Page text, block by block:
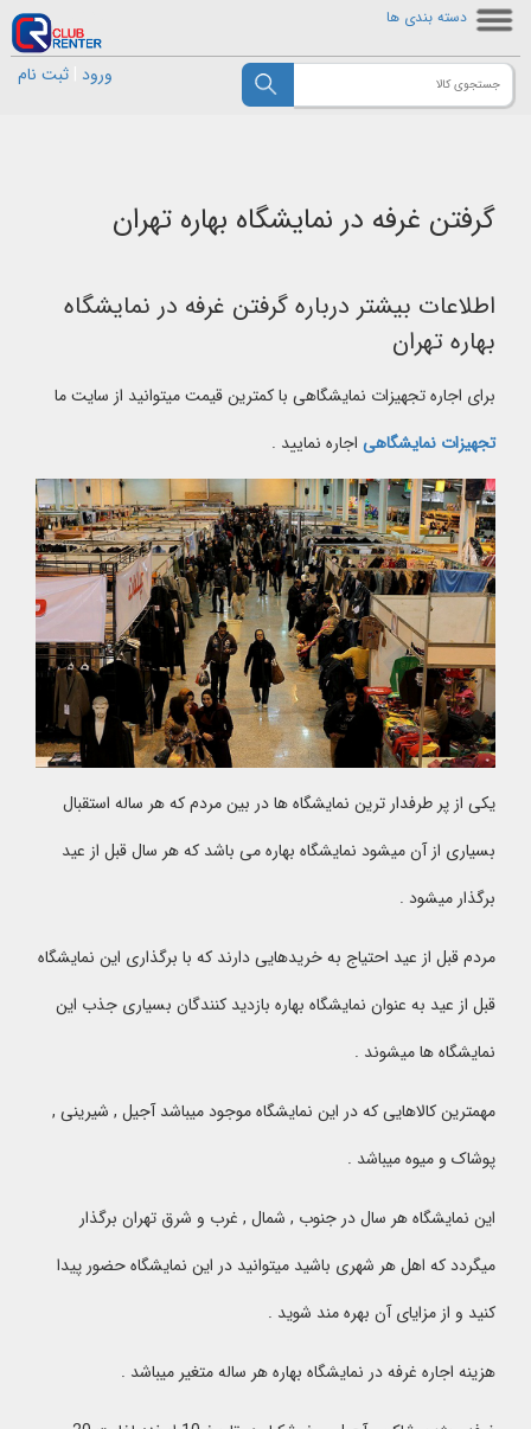
دسته بندی ها
ورود ثبت نام
گرفتن غرفه در نمایشگاه بهاره تهران
اطلاعات بیشتر درباره گرفتن غرفه در نمایشگاه
بهاره تهران
برای اجاره تجهیزات نمایشگاهی با کمترین قیمت میتوانید از سایت ما
تجهیزات نمایشگاهی اجاره نمایید .
یکی از پر طرفدار ترین نمایشگاه ها در بین مردم که هر ساله استقبال
بسیاری از آن میشود نمایشگاه بهاره می باشد که هر سال قبل از عید
برگذار میشود .
مردم قبل از عید احتیاج به خریدهایی دارند که با برگذاری این نمایشگاه
قبل از عید به عنوان نمایشگاه بهاره بازدید کنندگان بسیاری جذب این
نمایشگاه ها میشوند .
مهمترین کالاهایی که در این نمایشگاه موجود میباشد آجیل , شیرینی ,
پوشاک و میوه میباشد .
این نمایشگاه هر سال در جنوب , شمال , غرب و شرق تهران برگذار
میگردد که اهل هر شهری باشید میتوانید در این نمایشگاه حضور پیدا
کنید و از مزایای آن بهره مند شوید .
هزینه اجاره غرفه در نمایشگاه بهاره هر ساله متغیر میباشد .